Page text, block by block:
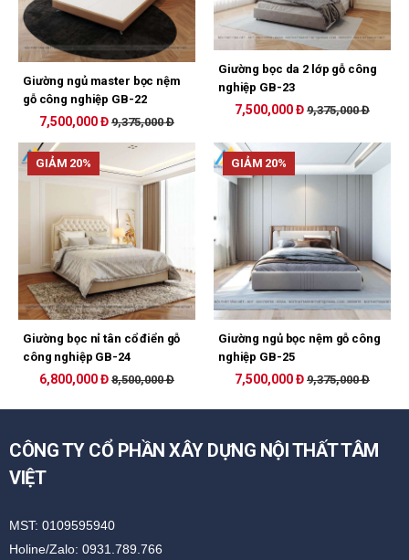
Giường ngủ master bọc nệm
gỗ công nghiệp GB-22
7,500,000 Đ 9,375,000 Đ
Giường bọc da 2 lớp gỗ công
nghiệp GB-23
7,500,000 Đ 9,375,000 Đ
GIẢM 20%
Giường bọc nỉ tân cổ điển gỗ
công nghiệp GB-24
6,800,000 Đ 8,500,000 Đ
GIẢM 20%
Giường ngủ bọc nệm gỗ công
nghiệp GB-25
7,500,000 Đ 9,375,000 Đ
CÔNG TY CỔ PHẦN XÂY DỰNG NỘI THẤT TÂM
VIỆT
MST: 0109595940
Holine/Zalo: 0931.789.766